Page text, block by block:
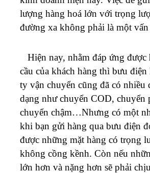
lượng hàng hoá lớn với trọng
đường xa không phải là một vấn
Hiện nay, nhằm đáp ứng được
cầu của khách hàng thì bưu điện
ty vận chuyển cũng đã có nhiều
dạng như chuyển COD, chuyển
chuyển chậm…Nhưng có một
khi bạn gửi hàng qua bưu điện
được những mặt hàng có trọng
không cồng kềnh. Còn nếu
lớn hơn và nặng hơn sẽ phải